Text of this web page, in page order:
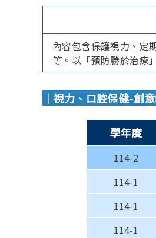
內容包含保護視力、定
等。以「預防勝於治療
｜視力、口腔保健-創
學年度
114-2
114-1
114-1
114-1